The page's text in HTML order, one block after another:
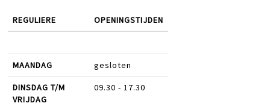
REGULIERE OPENINGSTIJDEN
MAANDAG gesloten
DINSDAG T/M
VRIJDAG
09.30 - 17.30